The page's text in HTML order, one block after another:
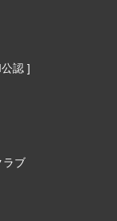
認 ]
ラブ